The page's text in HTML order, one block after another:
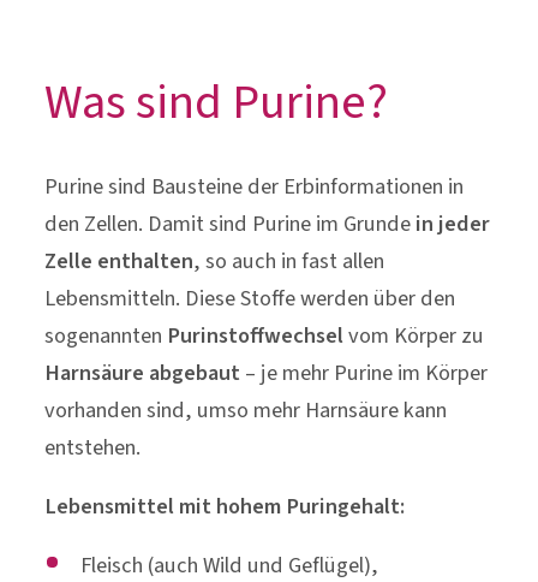
Was sind Purine?
Purine sind Bausteine der Erbinformationen in
den Zellen. Damit sind Purine im Grundein jeder
Zelle enthalten, so auch in fast allen
Lebensmitteln. Diese Stoffe werden über den
sogenannten Purinstoffwechselvom Körper zu
Harnsäure abgebaut– je mehr Purine im Körper
vorhanden sind, umso mehr Harnsäure kann
entstehen.
Lebensmittel mit hohem Puringehalt:
Fleisch (auch Wild und Geflügel),